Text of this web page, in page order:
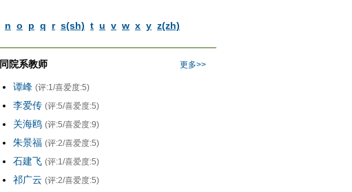
n o p q r s(sh) t u v w x y z(zh)
更多>>
同院系教师
谭峰 (评:1/喜爱度:5)
李爱传 (评:5/喜爱度:5)
关海鸥 (评:5/喜爱度:9)
朱景福 (评:2/喜爱度:5)
石建飞 (评:1/喜爱度:5)
祁广云 (评:2/喜爱度:5)